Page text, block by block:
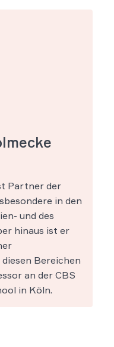
Partner der
in den
und des
hinaus ist er
Bereichen
an der CBS
in Köln.